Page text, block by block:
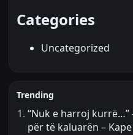
Categories
Uncategorized
Trending
“Nuk e harroj kurrë…”
për të kaluarën –